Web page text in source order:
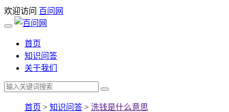
欢迎访问 百问网
首页
知识问答
关于我们
首页 > 知识问答 > 洗钱是什么意思